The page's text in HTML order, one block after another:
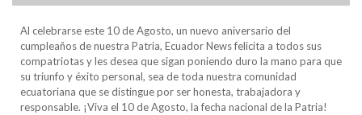
Al celebrarse este 10 de Agosto, un nuevo aniversario del
cumpleaños de nuestra Patria, Ecuador News felicita a todos sus
compatriotas y les desea que sigan poniendo duro la mano para que
su triunfo y éxito personal, sea de toda nuestra comunidad
ecuatoriana que se distingue por ser honesta, trabajadora y
responsable. ¡Viva el 10 de Agosto, la fecha nacional de la Patria!